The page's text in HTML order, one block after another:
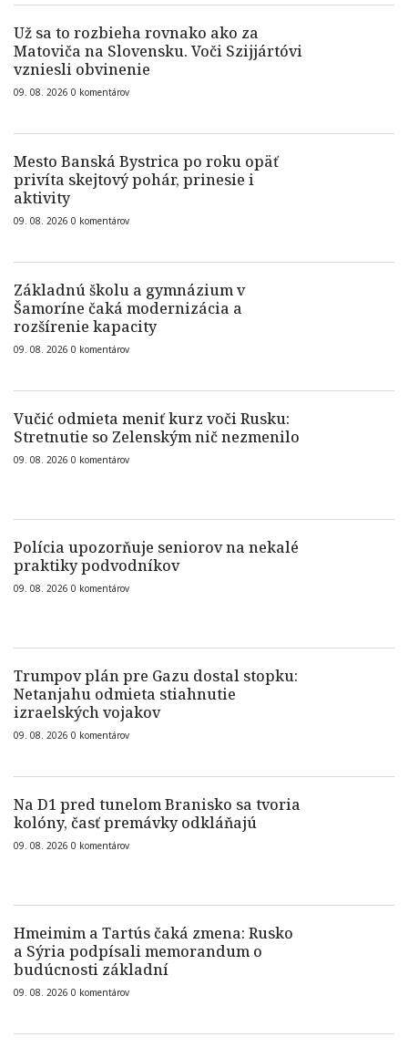
Už sa to rozbieha rovnako ako za
Matoviča na Slovensku. Voči Szijjártóvi
vzniesli obvinenie
09. 08. 2026 0 komentárov
Mesto Banská Bystrica po roku opäť
privíta skejtový pohár, prinesie i
aktivity
09. 08. 2026 0 komentárov
Základnú školu a gymnázium v
Šamoríne čaká modernizácia a
rozšírenie kapacity
09. 08. 2026 0 komentárov
Vučić odmieta meniť kurz voči Rusku:
Stretnutie so Zelenským nič nezmenilo
09. 08. 2026 0 komentárov
Polícia upozorňuje seniorov na nekalé
praktiky podvodníkov
09. 08. 2026 0 komentárov
Trumpov plán pre Gazu dostal stopku:
Netanjahu odmieta stiahnutie
izraelských vojakov
09. 08. 2026 0 komentárov
Na D1 pred tunelom Branisko sa tvoria
kolóny, časť premávky odkláňajú
09. 08. 2026 0 komentárov
Hmeimim a Tartús čaká zmena: Rusko
a Sýria podpísali memorandum o
budúcnosti základní
09. 08. 2026 0 komentárov